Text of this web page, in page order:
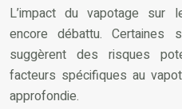
L’impact du vapotage sur
encore débattu. Certaines
suggèrent des risques
facteurs spécifiques au
approfondie.